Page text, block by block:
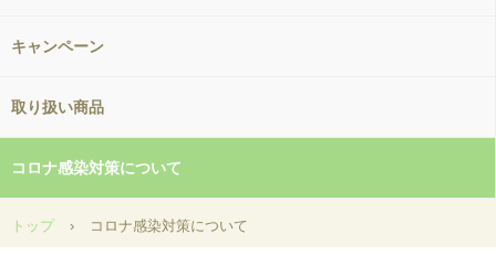
キャンペーン
取り扱い商品
コロナ感染対策について
トップ › コロナ感染対策について